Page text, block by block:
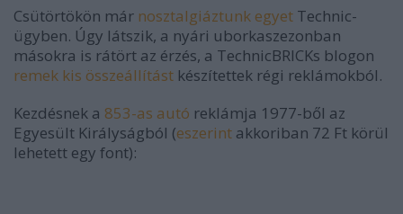
Csütörtökön már nosztalgiáztunk egyet Technic-
ügyben. Úgy látszik, a nyári uborkaszezonban
másokra is rátört az érzés, a TechnicBRICKs blogon
remek kis összeállítást készítettek régi reklámokból.
Kezdésnek a 853-as autó reklámja 1977-ből az
Egyesült Királyságból (eszerint akkoriban 72 Ft körül
lehetett egy font):